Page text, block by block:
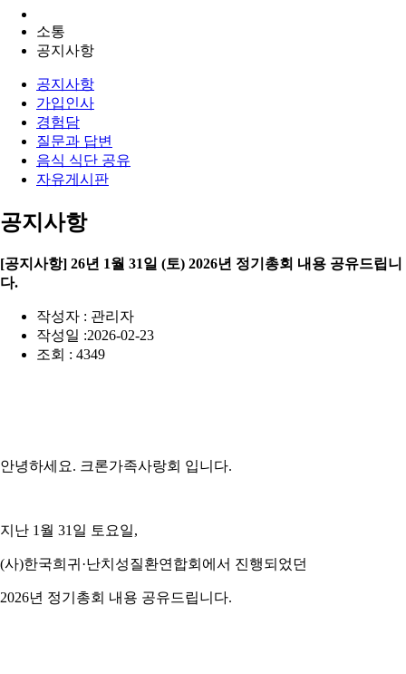
소통
공지사항
공지사항
가입인사
경험담
질문과 답변
음식 식단 공유
자유게시판
공지사항
[공지사항] 26년 1월 31일 (토) 2026년 정기총회 내용 공유드립니
다.
작성자 : 관리자
작성일 :2026-02-23
조회 : 4349
안녕하세요. 크론가족사랑회 입니다.
지난 1월 31일 토요일,
(사)한국희귀·난치성질환연합회에서 진행되었던
2026년 정기총회 내용 공유드립니다.